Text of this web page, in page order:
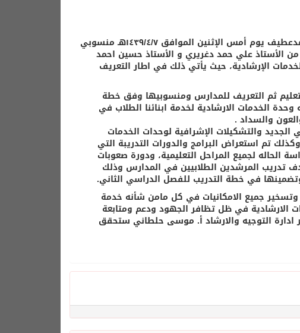
استقبل مدير مكتب التعليم بصامطة سعادة الدكتور علي بن محمدعطيف يوم أمس الإثنين الموافق ١٤٣٩/٤/٧هـ منسوبي
الأستاذ علي حمد دغريري و الأستاذ حسين احمد
الإرشادية، حيث يأتي ذلك في اطار التعريف
ثم التعريف للمدارس ومنسوبيها وفق خطة
الخدمات الارشادية لخدمة ابنائنا الطلاب في
والسداد .
والتشكيلات الإشرافية لوحدات الخدمات
تم استعراض البرامج والدورات التدريبة التي
الحاله لجميع المراحل التعليمية، ودورة صعوبات
تدريب المرشدين الطلابيين في المدارس وذلك
في خطة التدريب للفصل الدراسي الثاني.
جميع الامكانيات في كل مامن شأنه خدمة
الارشادية في ظل تظافر الجهود ودعم ومتابعة
ادارة التوجيه والارشاد أ. موسى حلطاني ستحقق